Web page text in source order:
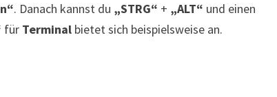
. Danach kannst du „STRG“ + „ALT“ und einen
für Terminal bietet sich beispielsweise an.